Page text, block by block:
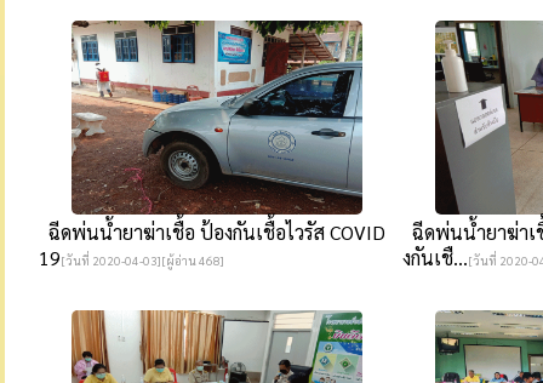
ฉีดพ่นน้ำยาฆ่าเชื้อ ป้องกันเชื้อไวรัส COVID
19[วันที่ 2020-04-03][ผู้อ่าน 468]
ฉีดพ่นน้ำยาฆ่าเ
งกันเชื...[วันที่ 2020-